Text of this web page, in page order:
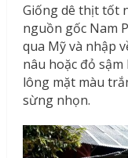
Giống dê thịt tốt
nguồn gốc Nam
qua Mỹ và nhập
nâu hoặc đỏ
lông mặt màu
sừng nhọn.